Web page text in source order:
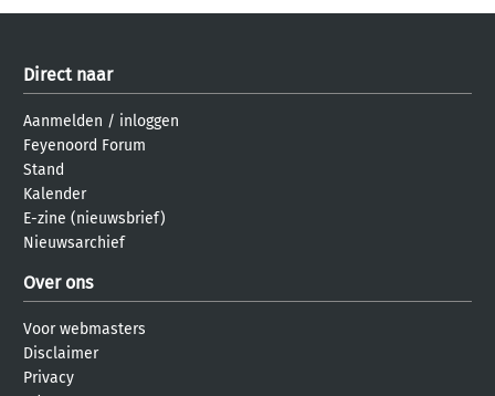
Direct naar
Aanmelden / inloggen
Feyenoord Forum
Stand
Kalender
E-zine (nieuwsbrief)
Nieuwsarchief
Over ons
Voor webmasters
Disclaimer
Privacy